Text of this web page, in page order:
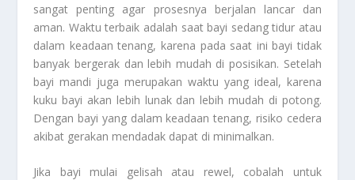
sangat penting agar prosesnya berjalan lancar dan
aman. Waktu terbaik adalah saat bayi sedang tidur atau
dalam keadaan tenang, karena pada saat ini bayi tidak
banyak bergerak dan lebih mudah di posisikan. Setelah
bayi mandi juga merupakan waktu yang ideal, karena
kuku bayi akan lebih lunak dan lebih mudah di potong.
Dengan bayi yang dalam keadaan tenang, risiko cedera
akibat gerakan mendadak dapat di minimalkan.
Jika bayi mulai gelisah atau rewel, cobalah untuk